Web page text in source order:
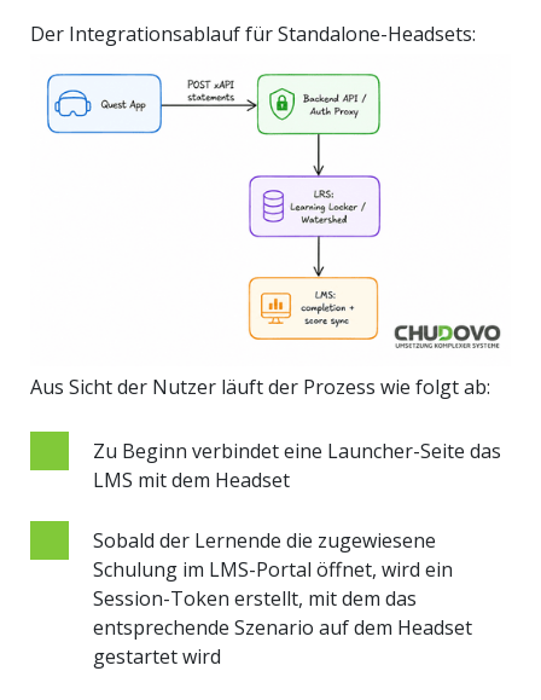
Der Integrationsablauf für Standalone-Headsets:
Aus Sicht der Nutzer läuft der Prozess wie folgt ab:
Zu Beginn verbindet eine Launcher-Seite das
LMS mit dem Headset
Sobald der Lernende die zugewiesene
Schulung im LMS-Portal öffnet, wird ein
Session-Token erstellt, mit dem das
entsprechende Szenario auf dem Headset
gestartet wird